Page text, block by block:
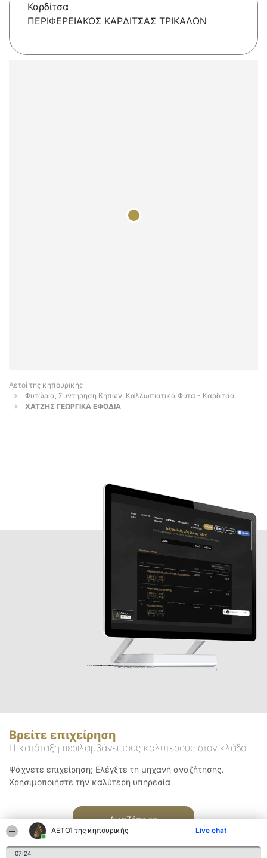
ΑΕΤΟΊ της κηπουρικής Live chat
07:24
Καρδίτσα
ΠΕΡΙΦΕΡΕΙΑΚΟΣ ΚΑΡΔΙΤΣΑΣ ΤΡΙΚΑΛΩΝ
Αετοί της κηπουρικής
Φυτώρια, Συντήρηση Κήπων, Καλλωπιστικά Φυτά - Καρδίτσα
ΧΑΤΖΗΣ ΓΕΩΡΓΙΚΑ ΕΦΟΔΙΑ
Βρείτε επιχείρηση
Η κατάταξη περιλαμβάνει τους καλύτερους στον κλάδο
Ψάχνετε επιχείρηση; Ελέγξτε τη μηχανή αναζήτησης.
Χρησιμοποιήστε την καλύτερη υπηρεσία
Αναζήτηση